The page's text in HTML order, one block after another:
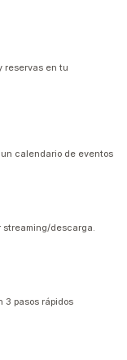
reservas en tu
calendario de eventos
streaming/descarga.
3 pasos rápidos